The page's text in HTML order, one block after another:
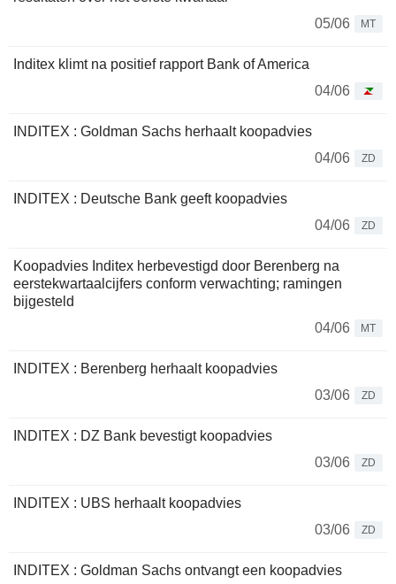
05/06
MT
Inditex klimt na positief rapport Bank of America
04/06
INDITEX : Goldman Sachs herhaalt koopadvies
04/06
ZD
INDITEX : Deutsche Bank geeft koopadvies
04/06
ZD
Koopadvies Inditex herbevestigd door Berenberg na
eerstekwartaalcijfers conform verwachting; ramingen
bijgesteld
04/06
MT
INDITEX : Berenberg herhaalt koopadvies
03/06
ZD
INDITEX : DZ Bank bevestigt koopadvies
03/06
ZD
INDITEX : UBS herhaalt koopadvies
03/06
ZD
INDITEX : Goldman Sachs ontvangt een koopadvies